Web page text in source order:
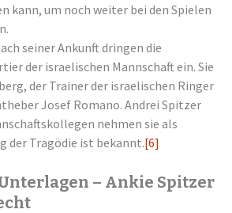
kann, um noch weiter bei den Spielen
seiner Ankunft dringen die
der israelischen Mannschaft ein. Sie
der Trainer der israelischen Ringer
Josef Romano. Andrei Spitzer
nehmen sie als
der Tragödie ist bekannt.[6]
– Ankie Spitzer